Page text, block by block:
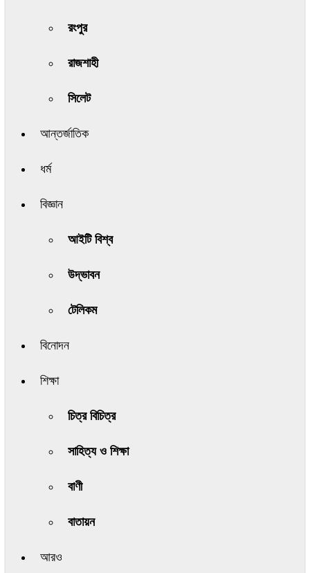
রংপুর
রাজশাহী
সিলেট
আন্তর্জাতিক
ধর্ম
বিজ্ঞান
আইটি বিশ্ব
উদ্ভাবন
টেলিকম
বিনোদন
শিক্ষা
চিত্র বিচিত্র
সাহিত্য ও শিক্ষা
বাণী
বাতায়ন
আরও